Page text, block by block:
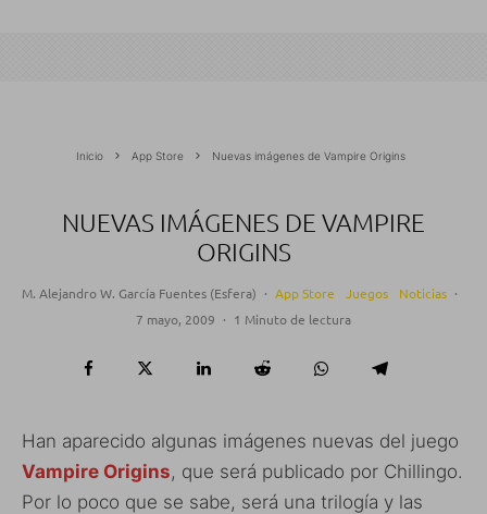
Inicio App Store Nuevas imágenes de Vampire Origins
NUEVAS IMÁGENES DE VAMPIRE
ORIGINS
M. Alejandro W. García Fuentes (Esfera) · App Store Juegos Noticias ·
7 mayo, 2009 · 1 Minuto de lectura
Han aparecido algunas imágenes nuevas del juego
Vampire Origins, que será publicado por Chillingo.
Por lo poco que se sabe, será una trilogía y las